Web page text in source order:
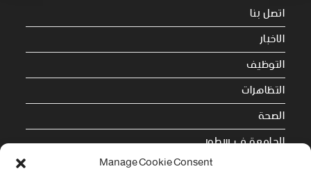
Manage Cookie Consent
اتصل بنا
الاخبار
التوظيف
التظاهرات
الصحة
الجامعة في سطور
Cookie Policy (EU)